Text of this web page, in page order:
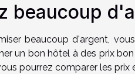
beaucoup
beaucoup d'argent,
un bon hôtel à des prix
pourrez comparer les prix